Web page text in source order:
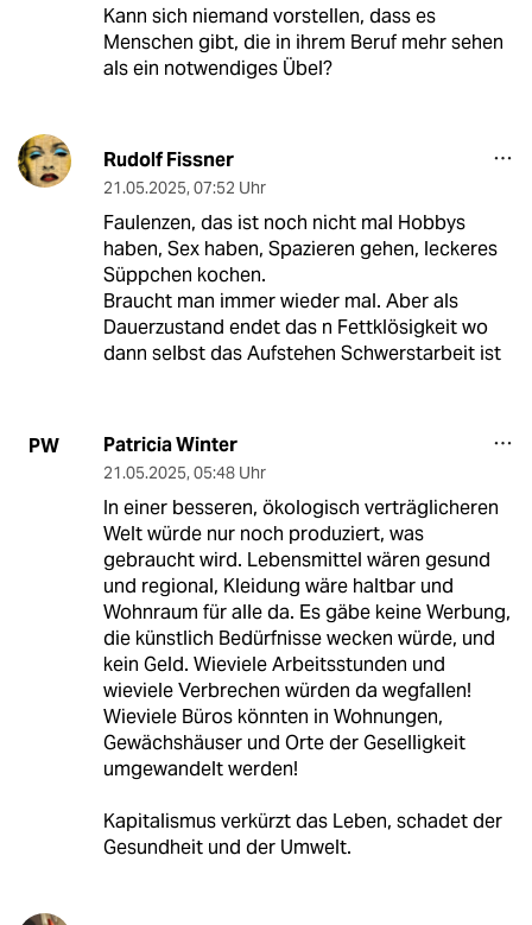
Kann sich niemand vorstellen, dass es
Menschen gibt, die in ihrem Beruf mehr sehen
als ein notwendiges Übel?
Rudolf Fissner
21.05.2025, 07:52 Uhr
Faulenzen, das ist noch nicht mal Hobbys
haben, Sex haben, Spazieren gehen, leckeres
Süppchen kochen.
Braucht man immer wieder mal. Aber als
Dauerzustand endet das n Fettklösigkeit wo
dann selbst das Aufstehen Schwerstarbeit ist
PW Patricia Winter
21.05.2025, 05:48 Uhr
In einer besseren, ökologisch verträglicheren
Welt würde nur noch produziert, was
gebraucht wird. Lebensmittel wären gesund
und regional, Kleidung wäre haltbar und
Wohnraum für alle da. Es gäbe keine Werbung,
die künstlich Bedürfnisse wecken würde, und
kein Geld. Wieviele Arbeitsstunden und
wieviele Verbrechen würden da wegfallen!
Wieviele Büros könnten in Wohnungen,
Gewächshäuser und Orte der Geselligkeit
umgewandelt werden!
Kapitalismus verkürzt das Leben, schadet der
Gesundheit und der Umwelt.